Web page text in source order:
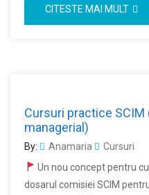
CITESTE MAI MULT
Cursuri practice
managerial)
By: Anamaria
Cursuri
Un nou concept pentru
dosarul comisiei SCIM